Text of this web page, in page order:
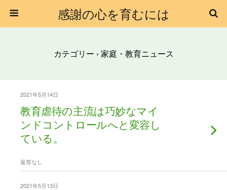
感謝の心を育むには
カテゴリー › 家庭・教育ニュース
2021年5月14日
教育虐待の主流は巧妙なマイ
ンドコントロールへと変容し
ている。
返答なし
2021年5月13日